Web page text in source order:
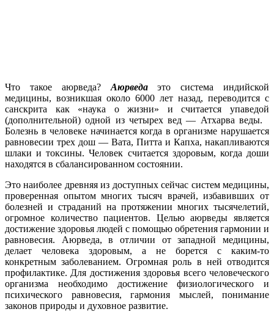
Что такое аюрведа? Аюрведаэто система индийской
медицины, возникшая около 6000 лет назад, переводится с
санскрита как «наука о жизни» и считается упаведой
(дополнительной) одной из четырех вед — Атхарва веды.
Болезнь в человеке начинается когда в организме нарушается
равновесии трех дош — Вата, Питта и Капха, накапливаются
шлаки и токсины. Человек считается здоровым, когда доши
находятся в сбалансированном состоянии.
Это наиболее древняя из доступных сейчас систем медицины,
проверенная опытом многих тысяч врачей, избавивших от
болезней и страданий на протяжении многих тысячелетий,
огромное количество пациентов. Целью аюрведы является
достижение здоровья людей с помощью обретения гармонии и
равновесия. Аюрведа, в отличии от западной медицины,
делает человека здоровым, а не борется с каким-то
конкретным заболеванием. Огромная роль в ней отводится
профилактике. Для достижения здоровья всего человеческого
организма необходимо достижение физиологического и
психического равновесия, гармония мыслей, понимание
законов природы и духовное развитие.